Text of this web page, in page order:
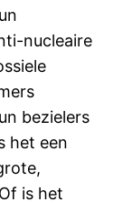
nucleaire
bezielers
het een
is het